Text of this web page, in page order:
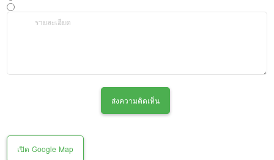
ส่งความคิดเห็น
เปิด Google Map